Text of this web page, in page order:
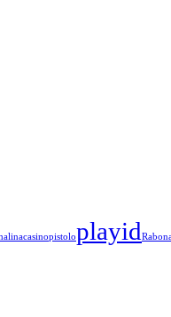
pistoloplayid